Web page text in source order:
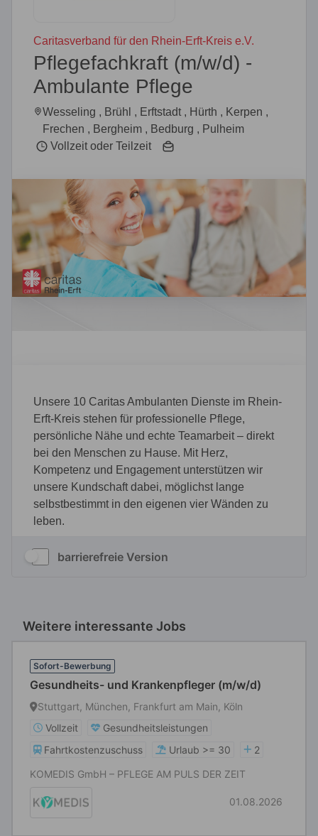
barrierefreie Version
Weitere interessante Jobs
Sofort-Bewerbung
Gesundheits- und Krankenpfleger (m/w/d)
Stuttgart, München, Frankfurt am Main, Köln
Vollzeit
Gesundheitsleistungen
Fahrtkostenzuschuss
Urlaub >= 30
2
KOMEDIS GmbH – PFLEGE AM PULS DER ZEIT
01.08.2026